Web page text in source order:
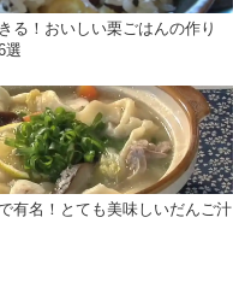
る！おいしい栗ごはんの作り
選
有名！とても美味しいだんご汁